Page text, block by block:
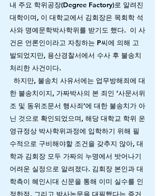
내 주요 학위공장(Degree Factory)로 알려진
대학이며, 이 대학교에서 김회장은 목회학 석
사와 명예문학박사학위를 받기도 했다. 이 사
건은 언론인이라고 자칭하는 P씨에 의해 고
발되었지만, 용산경찰서에서 수사 후 불송치
처리한 사건이다.
하지만, 불송치 사유서에는 업무방해죄에 대
한 불송치이지, 가짜박사의 본 죄인 ‘사문서위
조 및 동위조문서 행사죄’에 대한 불송치가 아
닌 것으로 확인되었으며, 해당 대학교 학위 운
영규정상 박사학위과정에 입학하기 위해 필
수적으로 구비해야할 조건을 갖추지 않아, 대
학과 김회장 모두 가짜의 누명에서 밧어나기
어려운 실정으로 알려졌다. 김회장 본인과 대
학측이 혜인시대 신문을 통해 이미 실수를 인
정한점, 그리고 박사논문을 대필했다는 증거